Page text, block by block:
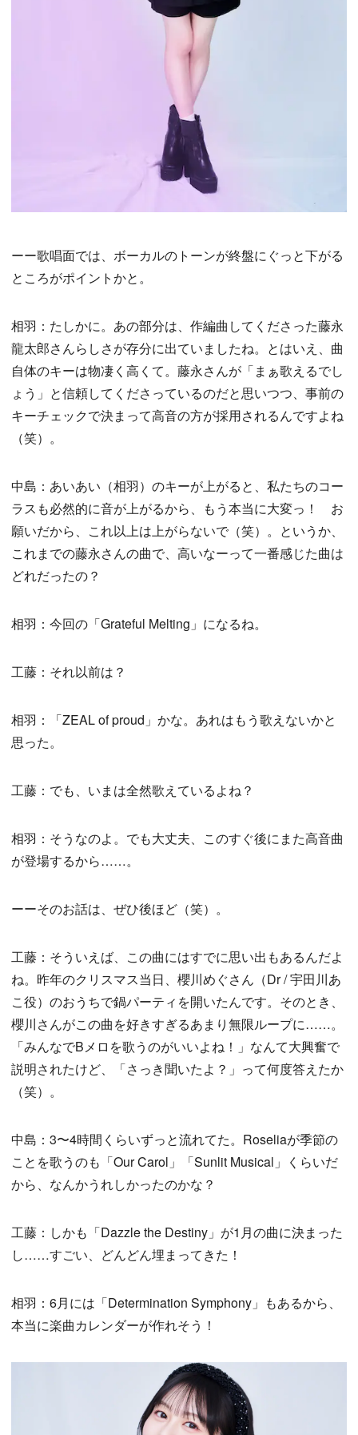
ーー歌唱面では、ボーカルのトーンが終盤にぐっと下がる
ところがポイントかと。
相羽：たしかに。あの部分は、作編曲してくださった藤永
龍太郎さんらしさが存分に出ていましたね。とはいえ、曲
自体のキーは物凄く高くて。藤永さんが「まぁ歌えるでし
ょう」と信頼してくださっているのだと思いつつ、事前の
キーチェックで決まって高音の方が採用されるんですよね
（笑）。
中島：あいあい（相羽）のキーが上がると、私たちのコー
ラスも必然的に音が上がるから、もう本当に大変っ！ お
願いだから、これ以上は上がらないで（笑）。というか、
これまでの藤永さんの曲で、高いなーって一番感じた曲は
どれだったの？
相羽：今回の「Grateful Melting」になるね。
工藤：それ以前は？
相羽：「ZEAL of proud」かな。あれはもう歌えないかと
思った。
工藤：でも、いまは全然歌えているよね？
相羽：そうなのよ。でも大丈夫、このすぐ後にまた高音曲
が登場するから……。
ーーそのお話は、ぜひ後ほど（笑）。
工藤：そういえば、この曲にはすでに思い出もあるんだよ
ね。昨年のクリスマス当日、櫻川めぐさん（Dr / 宇田川あ
こ役）のおうちで鍋パーティを開いたんです。そのとき、
櫻川さんがこの曲を好きすぎるあまり無限ループに……。
「みんなでBメロを歌うのがいいよね！」なんて大興奮で
説明されたけど、「さっき聞いたよ？」って何度答えたか
（笑）。
中島：3〜4時間くらいずっと流れてた。Roseliaが季節の
ことを歌うのも「Our Carol」「Sunlit Musical」くらいだ
から、なんかうれしかったのかな？
工藤：しかも「Dazzle the Destiny」が1月の曲に決まった
し……すごい、どんどん埋まってきた！
相羽：6月には「Determination Symphony」もあるから、
本当に楽曲カレンダーが作れそう！